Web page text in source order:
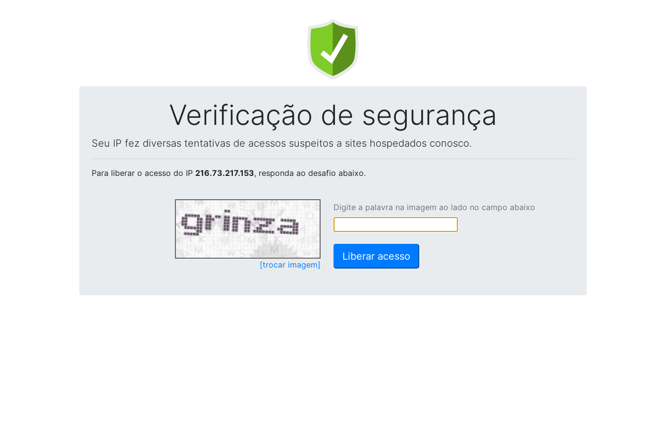
Verificação de segurança
Seu IP fez diversas tentativas de acessos suspeitos a sites hospedados conosco.
Para liberar o acesso do IP 216.73.217.153, responda ao desafio abaixo.
[trocar imagem]
Digite a palavra na imagem ao lado no campo abaixo